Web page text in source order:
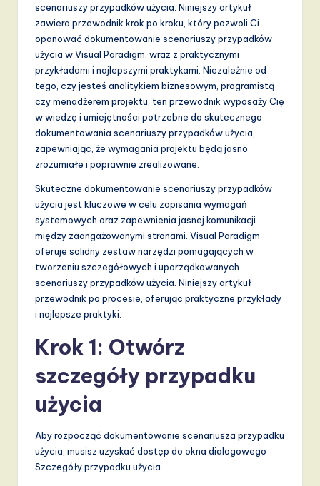
d
in
A
S
o
w
d
D
scenariuszy przypadków użycia. Niniejszy artykuł
zawiera przewodnik krok po kroku, który pozwoli Ci
opanować dokumentowanie scenariuszy przypadków
użycia w Visual Paradigm, wraz z praktycznymi
przykładami i najlepszymi praktykami. Niezależnie od
tego, czy jesteś analitykiem biznesowym, programistą
czy menadżerem projektu, ten przewodnik wyposaży Cię
w wiedzę i umiejętności potrzebne do skutecznego
dokumentowania scenariuszy przypadków użycia,
zapewniając, że wymagania projektu będą jasno
zrozumiałe i poprawnie zrealizowane.
Skuteczne dokumentowanie scenariuszy przypadków
użycia jest kluczowe w celu zapisania wymagań
systemowych oraz zapewnienia jasnej komunikacji
między zaangażowanymi stronami. Visual Paradigm
oferuje solidny zestaw narzędzi pomagających w
tworzeniu szczegółowych i uporządkowanych
scenariuszy przypadków użycia. Niniejszy artykuł
przewodnik po procesie, oferując praktyczne przykłady
i najlepsze praktyki.
Krok 1: Otwórz
szczegóły przypadku
użycia
Aby rozpocząć dokumentowanie scenariusza przypadku
użycia, musisz uzyskać dostęp do okna dialogowego
Szczegóły przypadku użycia.